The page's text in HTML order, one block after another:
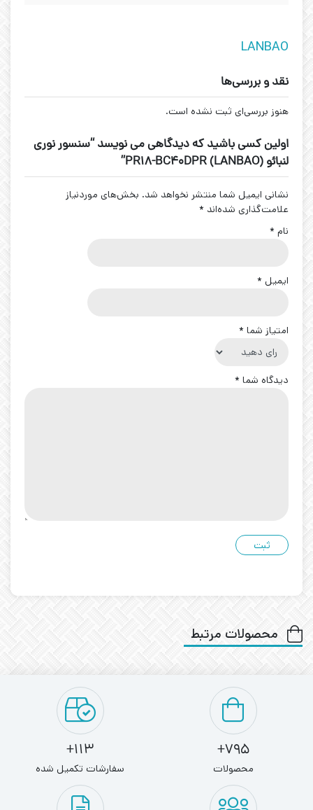
LANBAO
نقد و بررسی‌ها
هنوز بررسی‌ای ثبت نشده است.
اولین کسی باشید که دیدگاهی می نویسد “سنسور نوری
لنبائو (LANBAO) PR18-BC40DPR”
نشانی ایمیل شما منتشر نخواهد شد. بخش‌های موردنیاز
علامت‌گذاری شده‌اند *
نام *
ایمیل *
امتیاز شما *
دیدگاه شما *
محصولات مرتبط
795+
محصولات
113+
سفارشات تکمیل شده